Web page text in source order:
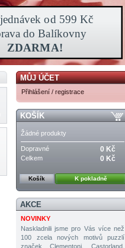
MŮJ ÚČET
Přihlášení / registrace
KOŠÍK
Žádné produkty
Dopravné 0 Kč
Celkem 0 Kč
Košík K pokladně
AKCE
NOVINKY
Naskladnili jsme pro Vás více než
100 zcela nových motivů puzzlí
značek Clementoni, Castorland,